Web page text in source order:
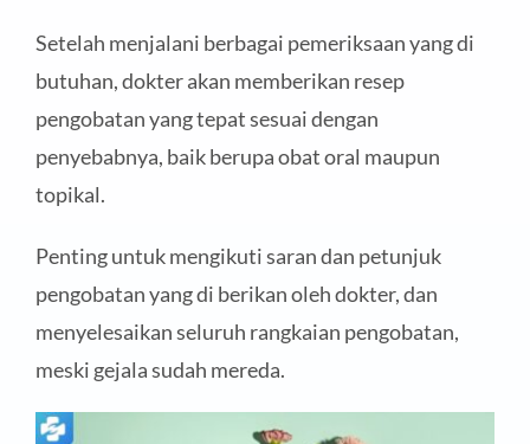
Setelah menjalani berbagai pemeriksaan yang di
butuhan, dokter akan memberikan resep
pengobatan yang tepat sesuai dengan
penyebabnya, baik berupa obat oral maupun
topikal.
Penting untuk mengikuti saran dan petunjuk
pengobatan yang di berikan oleh dokter, dan
menyelesaikan seluruh rangkaian pengobatan,
meski gejala sudah mereda.